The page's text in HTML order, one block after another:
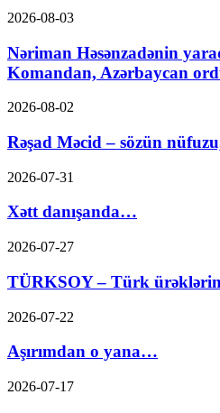
2026-08-03
Nəriman Həsənzadənin
Komandan, Azərbaycan
2026-08-02
Rəşad Məcid – sözün
2026-07-31
Xətt danışanda…
2026-07-27
TÜRKSOY – Türk
2026-07-22
Aşırımdan o yana…
2026-07-17